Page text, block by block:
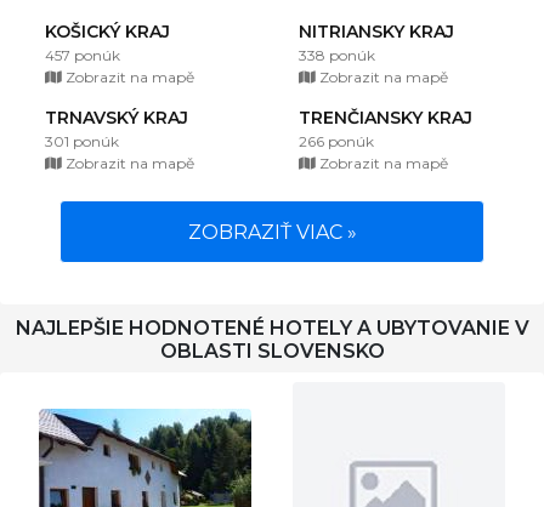
KOŠICKÝ KRAJ
457 ponúk
Zobrazit na mapě
NITRIANSKY KRAJ
338 ponúk
Zobrazit na mapě
TRNAVSKÝ KRAJ
301 ponúk
Zobrazit na mapě
TRENČIANSKY KRAJ
266 ponúk
Zobrazit na mapě
ZOBRAZIŤ VIAC »
NAJLEPŠIE HODNOTENÉ HOTELY A UBYTOVANIE V
OBLASTI SLOVENSKO